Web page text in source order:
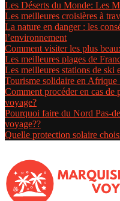
Les Déserts du Monde: Les
Les meilleures croisières à
La nature en danger : les
l’environnement
Comment visiter les plus
Les meilleures plages de
Les meilleures stations de ski
Tourisme solidaire en Afrique
Comment procéder en cas de
voyage?
Pourquoi faire du Nord Pas-
voyage??
Quelle protection solaire